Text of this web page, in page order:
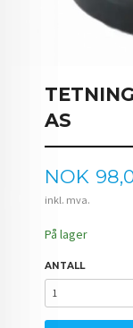
AS
Pris
NOK
inkl. mva.
På lager
ANTALL